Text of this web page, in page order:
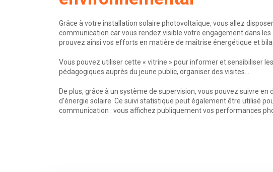
Grâce à votre installation solaire photovoltaïque, vous allez
communication car vous rendez visible votre engagement dans
prouvez ainsi vos efforts en matière de maîtrise énergétique et
Vous pouvez utiliser cette « vitrine » pour informer et sensibiliser
pédagogiques auprès du jeune public, organiser des visites…
De plus, grâce à un système de supervision, vous pouvez suivre en
d’énergie solaire. Ce suivi statistique peut également être utilisé
communication : vous affichez publiquement vos performances